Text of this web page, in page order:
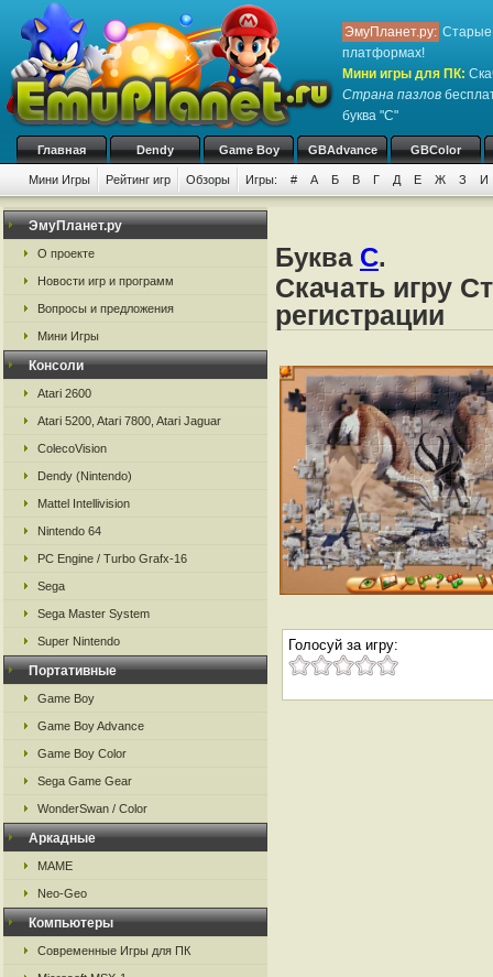
ЭмуПланет.ру: Старые
платформах!
Мини игры для ПК:
Страна пазлов
буква "С"
Главная Dendy Game Boy GBAdvance GBColor
Мини Игры Рейтинг игр Обзоры Игры: # А Б В Г Д Е Ж З И
ЭмуПланет.ру
О проекте
Новости игр и программ
Вопросы и предложения
Мини Игры
Консоли
Atari 2600
Atari 5200, Atari 7800, Atari Jaguar
ColecoVision
Dendy (Nintendo)
Mattel Intellivision
Nintendo 64
PC Engine / Turbo Grafx-16
Sega
Sega Master System
Super Nintendo
Портативные
Game Boy
Game Boy Advance
Game Boy Color
Sega Game Gear
WonderSwan / Color
Аркадные
MAME
Neo-Geo
Компьютеры
Современные Игры для ПК
Буква С.
Скачать игру
регистрации
Голосуй за игру: